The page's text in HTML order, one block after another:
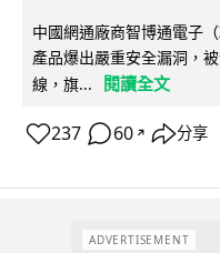
中國網通廠商智博通電子
產品爆出嚴重安全漏洞，
線，旗...
閱讀全文
237 60 ↗ 分享
ADVERTISEMENT